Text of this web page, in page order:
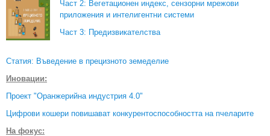
Част 2: Вегетационен индекс, сензорни мрежови
приложения и интелигентни системи
Част 3: Предизвикателства
Статия: Въведение в прецизното земеделие
Иновации:
Проект "Оранжерийна индустрия 4.0"
Цифрови кошери повишават конкурентоспособността на пчеларите
На фокус: